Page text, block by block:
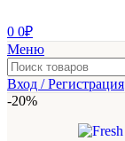
0 0₽
Меню
Вход / Регистрация
-20%